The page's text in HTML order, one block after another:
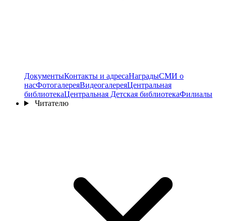
ДокументыКонтакты и адресаНаградыСМИ о
насФотогалереяВидеогалереяЦентральная
библиотекаЦентральная Детская библиотекаФилиалы
Читателю